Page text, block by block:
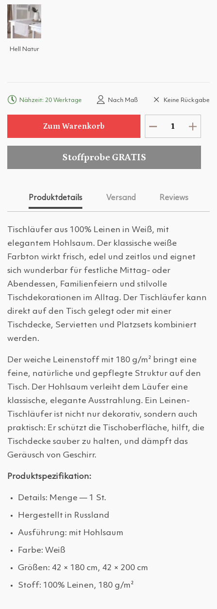
Hell Natur
Nähzeit: 20 Werktage Nach Maß Keine Rückgabe
Zum Warenkorb
Stoffprobe GRATIS
Produktdetails Versand Reviews
Tischläufer aus 100% Leinen in Weiß, mit
elegantem Hohlsaum. Der klassische weiße
Farbton wirkt frisch, edel und zeitlos und eignet
sich wunderbar für festliche Mittag- oder
Abendessen, Familienfeiern und stilvolle
Tischdekorationen im Alltag. Der Tischläufer kann
direkt auf den Tisch gelegt oder mit einer
Tischdecke, Servietten und Platzsets kombiniert
werden.
Der weiche Leinenstoff mit 180 g/m² bringt eine
feine, natürliche und gepflegte Struktur auf den
Tisch. Der Hohlsaum verleiht dem Läufer eine
klassische, elegante Ausstrahlung. Ein Leinen-
Tischläufer ist nicht nur dekorativ, sondern auch
praktisch: Er schützt die Tischoberfläche, hilft, die
Tischdecke sauber zu halten, und dämpft das
Geräusch von Geschirr.
Produktspezifikation:
Details: Menge — 1 St.
Hergestellt in Russland
Ausführung: mit Hohlsaum
Farbe: Weiß
Größen: 42 × 180 cm, 42 × 200 cm
Stoff: 100% Leinen, 180 g/m²